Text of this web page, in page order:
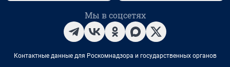
Мы в соцсетях
Контактные данные для Роскомнадзора и государственных органов